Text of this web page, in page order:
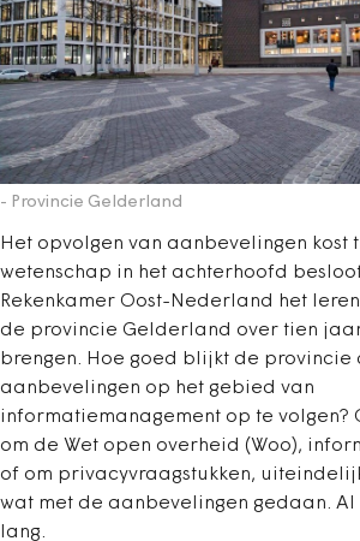
- Provincie Gelderland
Het opvolgen van aanbevelingen kost
wetenschap in het achterhoofd
Rekenkamer Oost-Nederland het
de provincie Gelderland over tien
brengen. Hoe goed blijkt de provincie
aanbevelingen op het gebied van
informatiemanagement op te volgen?
om de Wet open overheid (Woo),
of om privacyvraagstukken,
wat met de aanbevelingen gedaan. Al
lang.